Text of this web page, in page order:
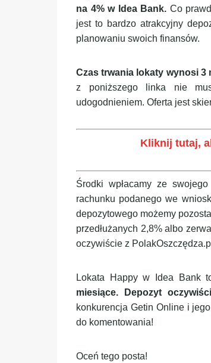
na 4% w Idea Bank. Co
jest to bardzo atrakcyjny
planowaniu swoich finansów.
Czas trwania lokaty wynosi 3
z poniższego linka nie
udogodnieniem. Oferta jest
Kliknij tutaj,
Środki wpłacamy ze
rachunku podanego we
depozytowego możemy
przedłużanych 2,8% albo
oczywiście z
Lokata Happy w Idea Bank
miesiące. Depozyt
konkurencja Getin Online i
do komentowania!
Oceń tego posta!